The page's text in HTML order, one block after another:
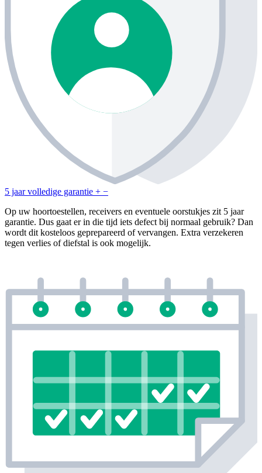
5 jaar volledige garantie + −
Op uw hoortoestellen, receivers en eventuele oorstukjes zit 5 jaar
garantie. Dus gaat er in die tijd iets defect bij normaal gebruik? Dan
wordt dit kosteloos geprepareerd of vervangen. Extra verzekeren
tegen verlies of diefstal is ook mogelijk.